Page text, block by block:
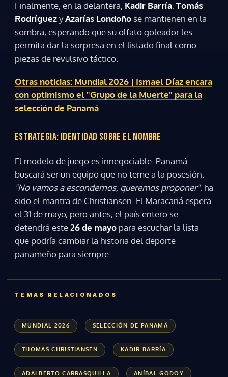
Gracias por suscribirte a nuestro boletín.
ACEPTAR
Finalmente, en la delantera, Kadir Barría, Tomás
RodríguezyAzarías Londoño se mantienen en la
sombra, esperando que su olfato goleador les
permita dar la sorpresa en el listado final como
piezas de revulsivo táctico.
Otras noticias: Mundial 2026 | Ismael Díaz encara
con optimismo el "Grupo de la Muerte" para la
selección de Panamá
ESTRATEGIA: IDENTIDAD SOBRE EL NOMBRE
El modelo de juego es innegociable. Panamá
buscará ser un equipo que no teme a la posesión.
"No vamos a escondernos, queremos proponer", ha
sido el mantra de Christiansen. El Maracaná espera
el 31 de mayo, pero antes, el país entero se
detendrá este26 de mayo para escuchar la lista
que podría cambiar la historia del deporte
panameño para siempre.
TEMAS RELACIONADOS
MUNDIAL 2026 SELECCIÓN DE PANAMÁ
THOMAS CHRISTIANSEN KADIR BARRÍA
ADALBERTO CARRASQUILLA ANÍBAL GODOY